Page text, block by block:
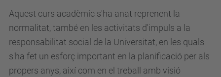
Aquest curs acadèmic s'ha anat reprenent la
normalitat, també en les activitats d'impuls a la
responsabilitat social de la Universitat, en les quals
s'ha fet un esforç important en la planificació per als
propers anys, així com en el treball amb visió